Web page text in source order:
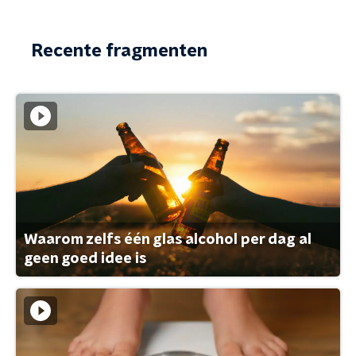
Recente fragmenten
Waarom zelfs één glas alcohol per dag al
geen goed idee is